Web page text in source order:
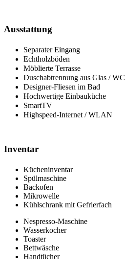
Ausstattung
Separater Eingang
Echtholzböden
Möblierte Terrasse
Duschabtrennung aus Glas / WC
Designer-Fliesen im Bad
Hochwertige Einbauküche
SmartTV
Highspeed-Internet / WLAN
Inventar
Kücheninventar
Spülmaschine
Backofen
Mikrowelle
Kühlschrank mit Gefrierfach
Nespresso-Maschine
Wasserkocher
Toaster
Bettwäsche
Handtücher